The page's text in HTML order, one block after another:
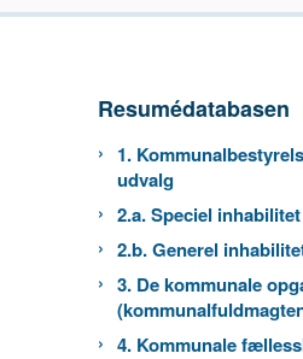
Resumédatabasen
1.
udvalg
2.a. Speciel inhabilitet
2.b. Generel
3. De kommunale
4. Kommunale